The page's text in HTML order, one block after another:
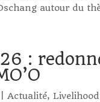
autour du
:
|Actualité,Livelihood